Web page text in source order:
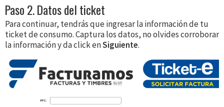
Paso 2. Datos del ticket
Para continuar, tendrás que ingresar la información de tu
ticket de consumo. Captura los datos, no olvides corroborar
la información y da click enSiguiente.